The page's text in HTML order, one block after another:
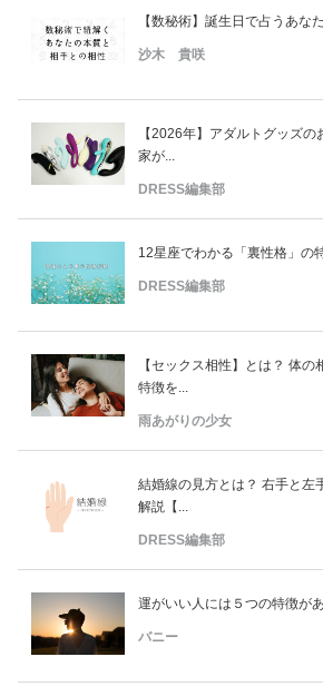
【数秘術】誕生日で占うあな
沙木 貴咲
【2026年】アダルトグッズ
家が...
DRESS編集部
12星座でわかる「裏性格」の
DRESS編集部
【セックス相性】とは？ 体
特徴を...
雨あがりの少女
結婚線の見方とは？ 右手と左
解説【...
DRESS編集部
運がいい人には５つの特徴が
バニー